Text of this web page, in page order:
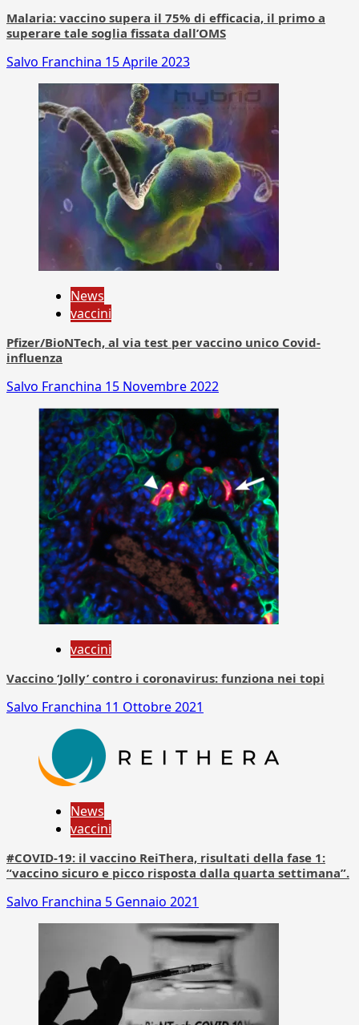
Malaria: vaccino supera il 75% di efficacia, il primo a
superare tale soglia fissata dall’OMS
Salvo Franchina 15 Aprile 2023
News
vaccini
Pfizer/BioNTech, al via test per vaccino unico Covid-
influenza
Salvo Franchina 15 Novembre 2022
vaccini
Vaccino ‘Jolly’ contro i coronavirus: funziona nei topi
Salvo Franchina 11 Ottobre 2021
News
vaccini
#COVID-19: il vaccino ReiThera, risultati della fase 1:
“vaccino sicuro e picco risposta dalla quarta settimana”.
Salvo Franchina 5 Gennaio 2021